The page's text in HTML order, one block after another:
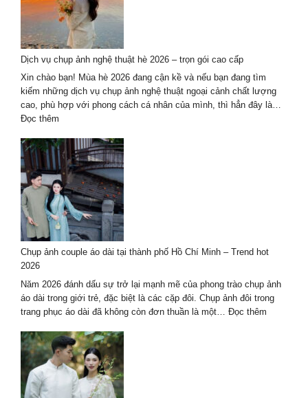
Chụp
Ảnh
Sự
Kiện
Tại
Đà
Nẵng
Chất
Lượng
Đầu
2027
Dịch vụ chụp ảnh nghệ thuật hè 2026 – trọn gói cao cấp
Xin chào bạn! Mùa hè 2026 đang cận kề và nếu bạn đang tìm
kiếm những dịch vụ chụp ảnh nghệ thuật ngoại cảnh chất lượng
cao, phù hợp với phong cách cá nhân của mình, thì hẳn đây là…
Đọc thêm
vụ
chụp
ảnh
nghệ
thuật
hè
2026
–
trọn
cao
cấp
Chụp ảnh couple áo dài tại thành phố Hồ Chí Minh – Trend hot
2026
Năm 2026 đánh dấu sự trở lại mạnh mẽ của phong trào chụp ảnh
áo dài trong giới trẻ, đặc biệt là các cặp đôi. Chụp ảnh đôi trong
trang phục áo dài đã không còn đơn thuần là một… Đọc thêm